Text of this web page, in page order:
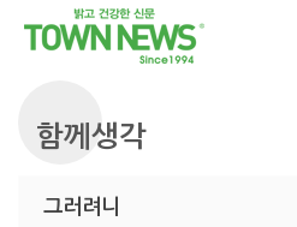
함께생각
그러려니